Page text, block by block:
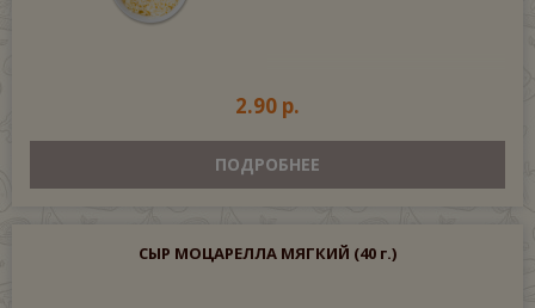
2.90 р.
ПОДРОБНЕЕ
СЫР МОЦАРЕЛЛА МЯГКИЙ (40 г.)